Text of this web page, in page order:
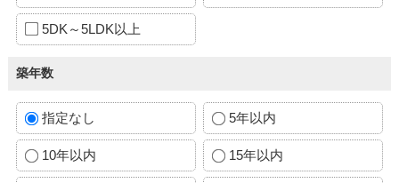
5DK～5LDK以上
築年数
指定なし 5年以内
10年以内 15年以内